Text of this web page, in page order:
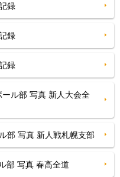
録
録
録
ル部 写真 新人大会全
部 写真 新人戦札幌支部
部 写真 春高全道